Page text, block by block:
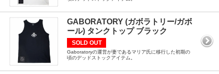
GABORATORY (ガボラトリー/ガボ
ール) タンクトップ ブラック
SOLD OUT
Gaboratoryの運営が妻であるマリア氏に移行した初期の
頃のデッドストックアイテム。